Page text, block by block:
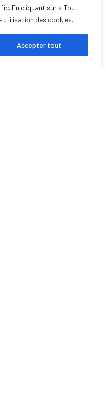
En cliquant sur « Tout
utilisation des cookies.
Accepter tout